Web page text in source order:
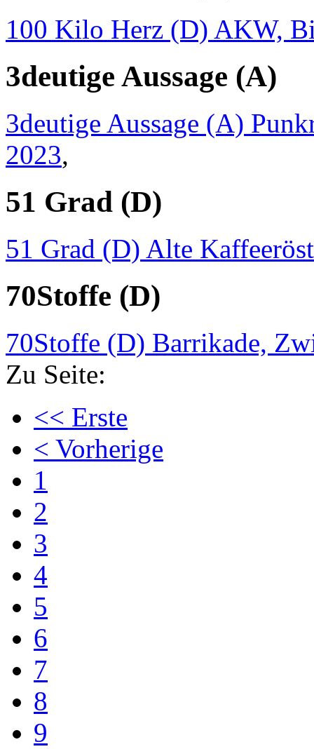
100 Kilo Herz (D) AKW,
3deutige Aussage (A)
3deutige Aussage (A)
2023,
51 Grad (D)
51 Grad (D) Alte
70Stoffe (D)
70Stoffe (D) Barrikade,
Zu Seite:
<< Erste
< Vorherige
1
2
3
4
5
6
7
8
9